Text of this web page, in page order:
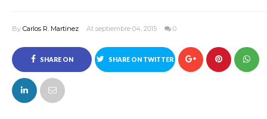
By Carlos R. Martinez At septiembre 04, 2015 0
SHARE ON
FACEBOOK
SHARE ON TWITTER